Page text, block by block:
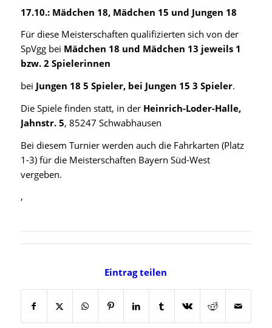
17.10.: Mädchen 18, Mädchen 15 und Jungen 18
Für diese Meisterschaften qualifizierten sich von der
SpVgg bei Mädchen 18 und Mädchen 13 jeweils 1
bzw. 2 Spielerinnen
bei Jungen 18 5 Spieler, bei Jungen 15 3 Spieler.
Die Spiele finden statt, in der Heinrich-Loder-Halle,
Jahnstr. 5, 85247 Schwabhausen
Bei diesem Turnier werden auch die Fahrkarten (Platz
1-3) für die Meisterschaften Bayern Süd-West
vergeben.
,
Eintrag teilen